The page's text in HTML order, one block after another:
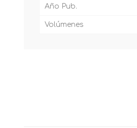
Año Pub.
Volúmenes